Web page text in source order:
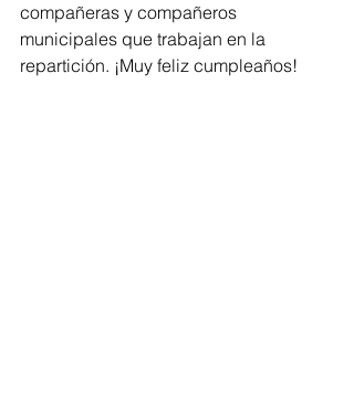
compañeras y compañeros
municipales que trabajan en la
repartición. ¡Muy feliz cumpleaños!